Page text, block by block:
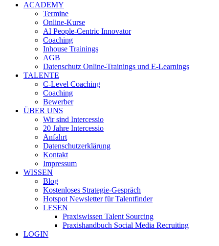
ACADEMY
Termine
Online-Kurse
AI People-Centric Innovator
Coaching
Inhouse Trainings
AGB
Datenschutz Online-Trainings und E-Learnings
TALENTE
C-Level Coaching
Coaching
Bewerber
ÜBER UNS
Wir sind Intercessio
20 Jahre Intercessio
Anfahrt
Datenschutzerklärung
Kontakt
Impressum
WISSEN
Blog
Kostenloses Strategie-Gespräch
Hotspot Newsletter für Talentfinder
LESEN
Praxiswissen Talent Sourcing
Praxishandbuch Social Media Recruiting
LOGIN